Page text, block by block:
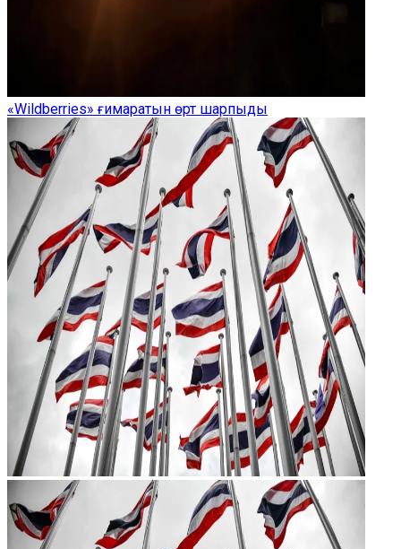
«Wildberries» ғимаратын өрт шарпыды